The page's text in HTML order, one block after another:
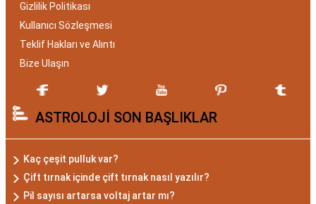
belirlemede etkilidir.
Akrep Burcu Özellikleri:
Gizemli ve Kararlı
Akrep burcu, astrolojide 23 Ekim ile 21 Kasım
tarihleri arasında doğanları ifade eder. Bu
dönemde doğan bireyler genellikle gizemli ve derin
düşünce yapısına sahiptir. Akrep burcunun temel
özellikleri arasında kararlılık, cesaret ve tutku
bulunur. Akrepler, hedeflerine ulaşmak için
Gizlilik Politikası
Kullanıcı Sözleşmesi
Teklif Hakları ve Alıntı
Bize Ulaşın
ASTROLOJİ SON BAŞLIKLAR
Kaç çeşit pulluk var?
Çift tırnak içinde çift tırnak nasıl yazılır?
Pil sayısı artarsa voltaj artar mı?